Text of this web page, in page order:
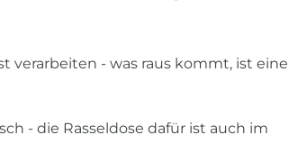
verarbeiten - was raus kommt, ist eine
- die Rasseldose dafür ist auch im